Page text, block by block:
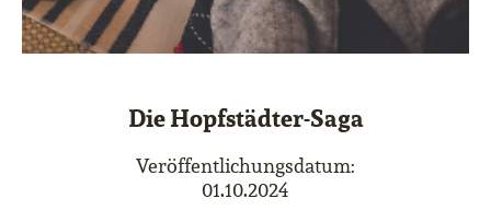
Die Hopfstädter-Saga
Veröffentlichungsdatum:
01.10.2024